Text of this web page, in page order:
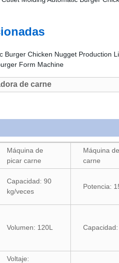
de carne
Máquina de
picar carne
Máquina
carne
Capacidad: 90
kg/veces
Potencia:
Volumen: 120L
Voltaje: